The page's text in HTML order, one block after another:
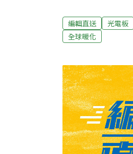
業，另新庄案場水
9月5日暫置於案場
除處理方法及設施
災利器。高雄市水
並擴充三民區雙湖
年底前完成，將增
報導）
編輯直送 光電板
全球暖化